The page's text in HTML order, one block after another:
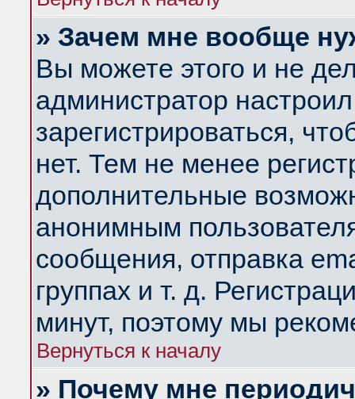
» Зачем мне вообще
Вы можете этого и не
администратор
зарегистрироваться,
нет. Тем не менее
дополнительные
анонимным
сообщения, отправка
группах и т. д.
минут, поэтому мы
Вернуться к началу
» Почему мне